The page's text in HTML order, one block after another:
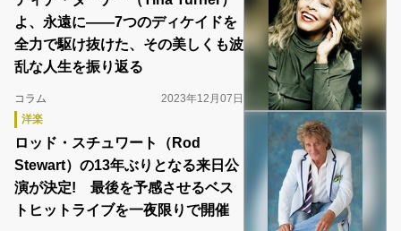
よ、永遠に――7つのディケイドを
全力で駆け抜けた、その美しくも波
乱な人生を振り返る
コラム
2023年12月07日
洋楽
ロッド・スチュワート（Rod
Stewart）の13年ぶりとなる来日公
演が決定! 最後を予感させるベス
トヒットライブを一夜限りで開催